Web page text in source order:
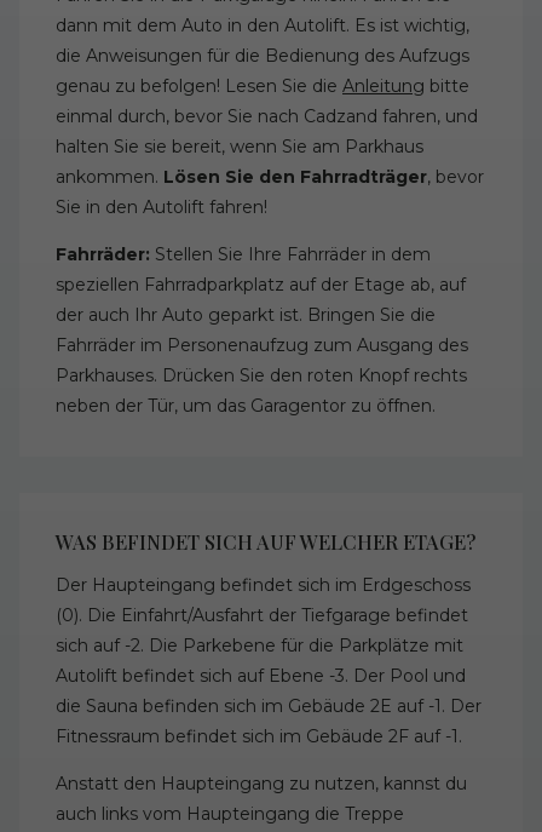
dann mit dem Auto in den Autolift. Es ist wichtig,
die Anweisungen für die Bedienung des Aufzugs
genau zu befolgen! Lesen Sie die Anleitung bitte
einmal durch, bevor Sie nach Cadzand fahren, und
halten Sie sie bereit, wenn Sie am Parkhaus
ankommen. Lösen Sie den Fahrradträger, bevor
Sie in den Autolift fahren!
Fahrräder: Stellen Sie Ihre Fahrräder in dem
speziellen Fahrradparkplatz auf der Etage ab, auf
der auch Ihr Auto geparkt ist. Bringen Sie die
Fahrräder im Personenaufzug zum Ausgang des
Parkhauses. Drücken Sie den roten Knopf rechts
neben der Tür, um das Garagentor zu öffnen.
WAS BEFINDET SICH AUF WELCHER ETAGE?
Der Haupteingang befindet sich im Erdgeschoss
(0). Die Einfahrt/Ausfahrt der Tiefgarage befindet
sich auf -2. Die Parkebene für die Parkplätze mit
Autolift befindet sich auf Ebene -3. Der Pool und
die Sauna befinden sich im Gebäude 2E auf -1. Der
Fitnessraum befindet sich im Gebäude 2F auf -1.
Anstatt den Haupteingang zu nutzen, kannst du
auch links vom Haupteingang die Treppe